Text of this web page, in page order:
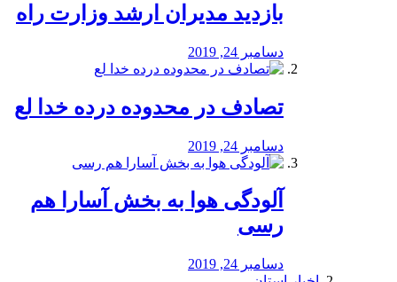
بازدید مدیران ارشد وزارت راه
دسامبر 24, 2019
تصادف در محدوده درده خدا لع
دسامبر 24, 2019
آلودگی هوا به بخش آسارا هم
رسی
دسامبر 24, 2019